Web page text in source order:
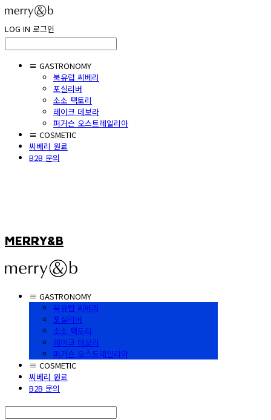
LOG IN 로그인
≡ GASTRONOMY
북유럽 씨베리
포실리버
소소 팩토리
레이크 데보라
퍼거슨 오스트레일리아
≡ COSMETIC
씨베리 원료
B2B 문의
MERRY&B
≡ GASTRONOMY
북유럽 씨베리
포실리버
소소 팩토리
레이크 데보라
퍼거슨 오스트레일리아
≡ COSMETIC
씨베리 원료
B2B 문의